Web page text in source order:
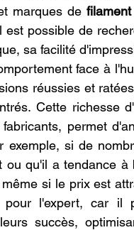
marques de
est possible de
sa facilité
face à
réussies et
Cette richesse
permet
exemple, si de
ou qu'il a tendance
si le prix est
pour l'expert, car il
succès,